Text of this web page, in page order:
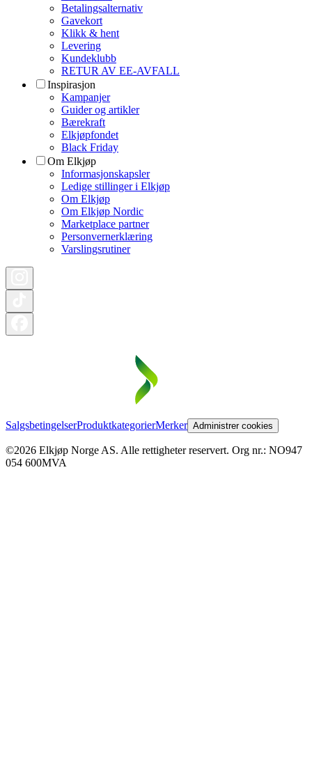
Betalingsalternativ
Gavekort
Klikk & hent
Levering
Kundeklubb
RETUR AV EE-AVFALL
Inspirasjon
Kampanjer
Guider og artikler
Bærekraft
Elkjøpfondet
Black Friday
Om Elkjøp
Informasjonskapsler
Ledige stillinger i Elkjøp
Om Elkjøp
Om Elkjøp Nordic
Marketplace partner
Personvernerklæring
Varslingsrutiner
SalgsbetingelserProduktkategorierMerker Administrer cookies
©2026 Elkjøp Norge AS. Alle rettigheter reservert. Org nr.: NO947
054 600MVA